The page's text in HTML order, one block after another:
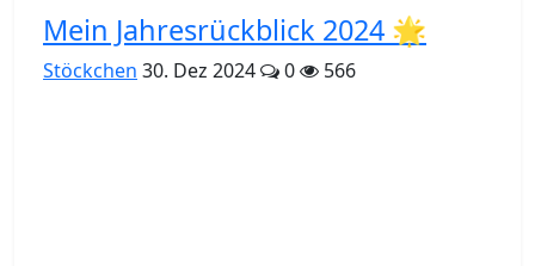
Mein Jahresrückblick 2024 🌟
Stöckchen 30. Dez 2024 0 566